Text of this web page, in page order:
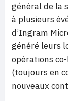
général de la
à plusieurs
d’Ingram
généré leurs
opérations
(toujours en
nouveaux